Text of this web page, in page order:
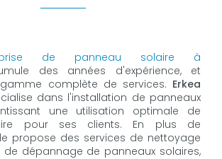
de panneau solaire à
des années d'expérience, et
complète de services. Erkea
dans l'installation de panneaux
une utilisation optimale de
pour ses clients. En plus de
propose des services de nettoyage
de dépannage de panneaux solaires,